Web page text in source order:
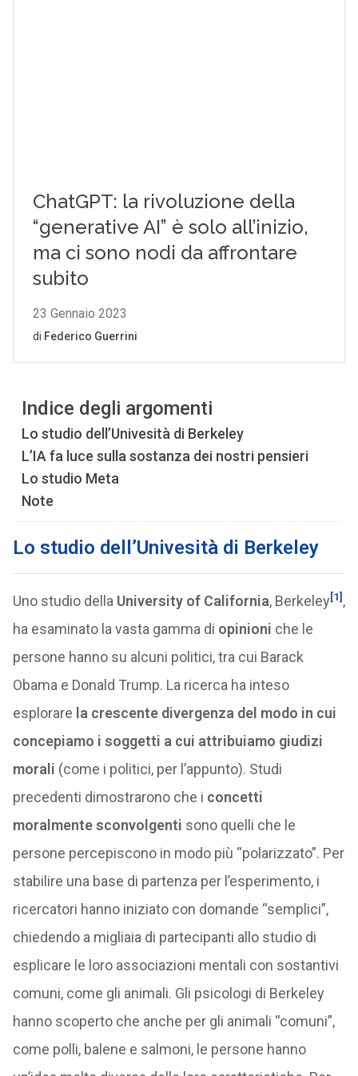
Indice degli argomenti
Lo studio dell’Univesità di Berkeley
L’IA fa luce sulla sostanza dei nostri pensieri
Lo studio Meta
Note
Lo studio dell’Univesità di Berkeley
Uno studio della University of California, Berkeley[1] ,
ha esaminato la vasta gamma di opinioni che le
persone hanno su alcuni politici, tra cui Barack
Obama e Donald Trump. La ricerca ha inteso
esplorare la crescente divergenza del modo in cui
concepiamo i soggetti a cui attribuiamo giudizi
morali (come i politici, per l’appunto). Studi
precedenti dimostrarono che i concetti
moralmente sconvolgenti sono quelli che le
persone percepiscono in modo più “polarizzato”. Per
stabilire una base di partenza per l’esperimento, i
ricercatori hanno iniziato con domande “semplici”,
chiedendo a migliaia di partecipanti allo studio di
esplicare le loro associazioni mentali con sostantivi
comuni, come gli animali. Gli psicologi di Berkeley
hanno scoperto che anche per gli animali “comuni”,
come polli, balene e salmoni, le persone hanno